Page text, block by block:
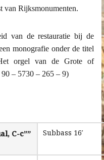
van Rijksmonumenten.
van de restauratie bij de
monografie onder de titel
orgel van de Grote of
– 5730 – 265 – 9)
C-c”” Subbass 16′